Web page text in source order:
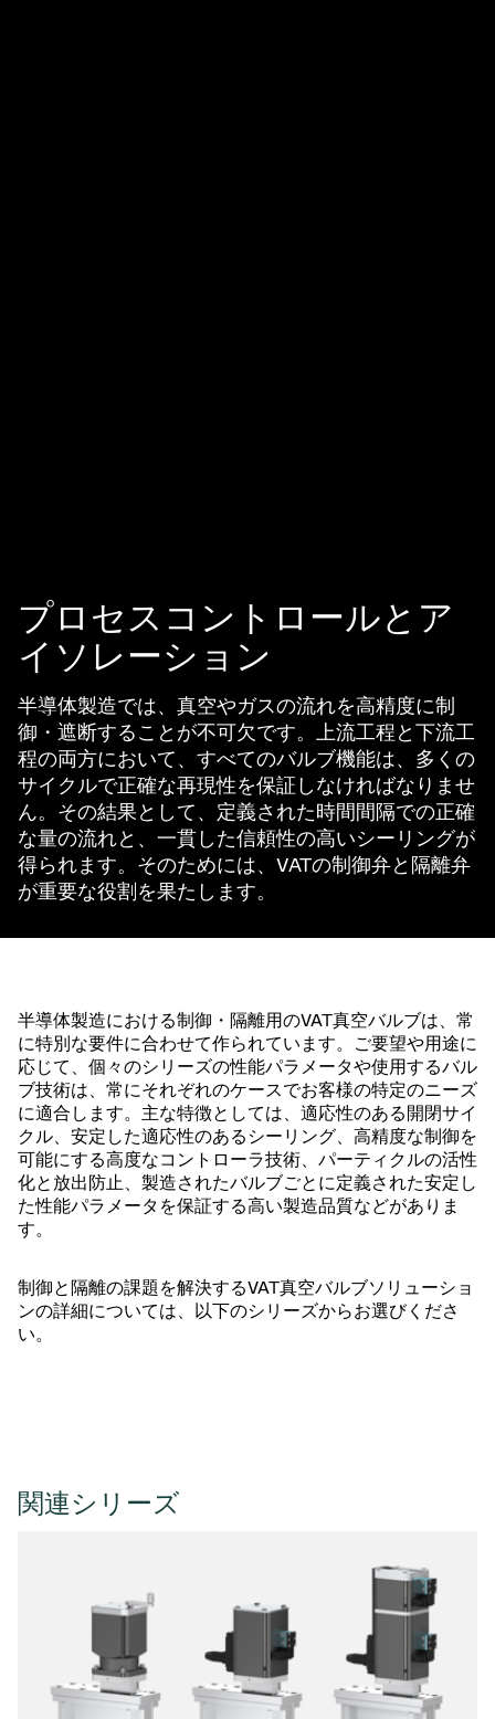
プロセスコントロールとア
イソレーション
半導体製造では、真空やガスの流れを高精度に制
御・遮断することが不可欠です。上流工程と下流工
程の両方において、すべてのバルブ機能は、多くの
サイクルで正確な再現性を保証しなければなりませ
ん。その結果として、定義された時間間隔での正確
な量の流れと、一貫した信頼性の高いシーリングが
得られます。そのためには、VATの制御弁と隔離弁
が重要な役割を果たします。
半導体製造における制御・隔離用のVAT真空バルブは、常
に特別な要件に合わせて作られています。ご要望や用途に
応じて、個々のシリーズの性能パラメータや使用するバル
ブ技術は、常にそれぞれのケースでお客様の特定のニーズ
に適合します。主な特徴としては、適応性のある開閉サイ
クル、安定した適応性のあるシーリング、高精度な制御を
可能にする高度なコントローラ技術、パーティクルの活性
化と放出防止、製造されたバルブごとに定義された安定し
た性能パラメータを保証する高い製造品質などがありま
す。
制御と隔離の課題を解決するVAT真空バルブソリューショ
ンの詳細については、以下のシリーズからお選びくださ
い。
関連シリーズ